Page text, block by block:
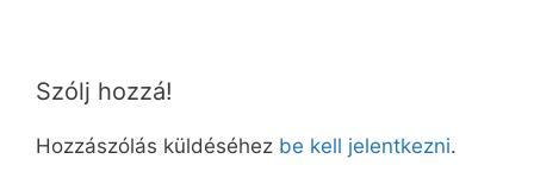
Szólj hozzá!
Hozzászólás küldéséhez be kell jelentkezni.